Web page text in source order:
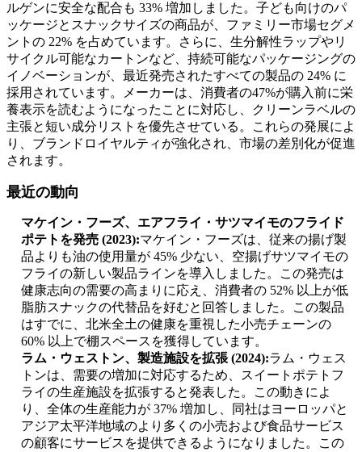
ルゲンに安全な配合も 33% 増加しました。子ども向けのパ
ッケージとスナックサイズの商品が、ファミリー市場セグメ
ントの 22% を占めています。さらに、生分解性ラップやリ
サイクル可能なカートンなど、持続可能なパッケージングの
イノベーションが、最近発売されたすべての製品の 24% に
採用されています。メーカーは、消費者の47%が購入前に栄
養表示を読むようになったことに対応し、クリーンラベルの
主張と短い成分リストを優先させている。これらの発展によ
り、ブランドロイヤルティが強化され、市場の差別化が促進
されます。
最近の動向
マケイン・フーズ、エアフライ・サツマイモのフライド
ポテトを発売 (2023):マケイン・フーズは、従来の揚げ製
品よりも油の使用量が 45% 少ない、空揚げサツマイモの
フライの新しい製品ラインを導入しました。この発売は
健康志向の需要の高まりに応え、消費者の 52% 以上が低
脂肪スナックの代替品を好むと回答しました。この製品
はすでに、北米全土の健康を重視した小売チェーンの
60% 以上で棚スペースを獲得しています。
ラム・ウェストン、製造施設を拡張 (2024):ラム・ウェス
トンは、需要の増加に対応するため、スイートポテトフ
ライの生産施設を拡張すると発表した。この動きによ
り、全体の生産能力が 37% 増加し、同社はヨーロッパと
アジア太平洋地域のより多くの小売および食品サービス
の顧客にサービスを提供できるようになりました。この